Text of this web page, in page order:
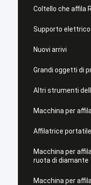
Coltello che affila
Supporto
Nuovi arrivi
Grandi oggetti di
Altri strumenti
Macchina per
Affilatrice
Macchina per
ruota di diamante
Macchina per